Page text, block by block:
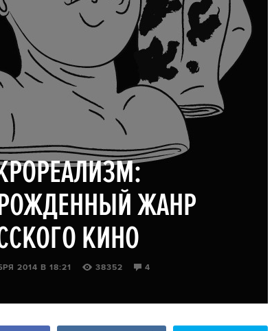
ЖАНР
КИНО
2014 В 18:21 38352 4